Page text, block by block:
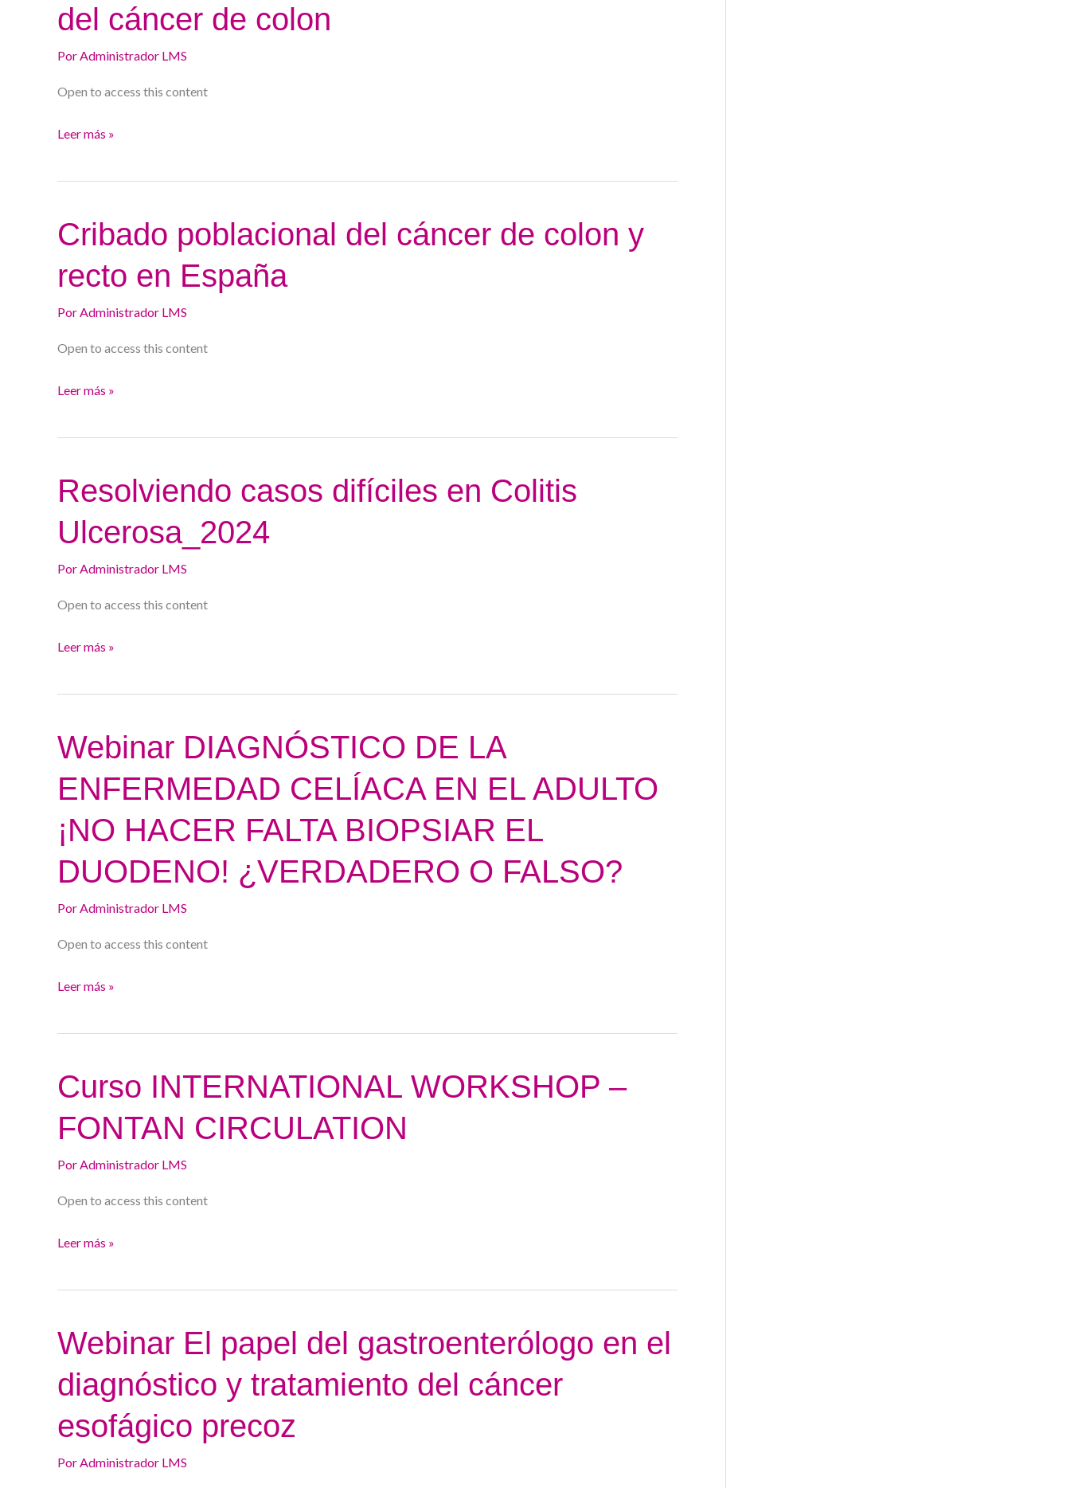
del cáncer de colon
PorAdministrador LMS
Open to access this content
nuevas
en
del
Leer más »
Cribado poblacional del cáncer de colon y
recto en España
PorAdministrador LMS
Open to access this content
Cribado
poblacional
del
de
recto
Leer más »
Resolviendo casos difíciles en Colitis
Ulcerosa_2024
PorAdministrador LMS
Open to access this content
Resolviendo
casos
difíciles
Colitis
Leer más »
Webinar DIAGNÓSTICO DE LA
ENFERMEDAD CELÍACA EN EL ADULTO
¡NO HACER FALTA BIOPSIAR EL
DUODENO! ¿VERDADERO O FALSO?
PorAdministrador LMS
Open to access this content
Webinar
DIAGNÓSTICO
DE
ENFERMEDAD
EN
¡NO
FALTA
EL
¿VERDADERO
FALSO?
Leer más »
Curso INTERNATIONAL WORKSHOP –
FONTAN CIRCULATION
PorAdministrador LMS
Open to access this content
Curso
INTERNATIONAL
WORKSHOP
FONTAN
Leer más »
Webinar El papel del gastroenterólogo en el
diagnóstico y tratamiento del cáncer
esofágico precoz
PorAdministrador LMS
Webinar
El
papel
gastroenterólogo
el